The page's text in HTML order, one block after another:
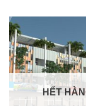
HẾT